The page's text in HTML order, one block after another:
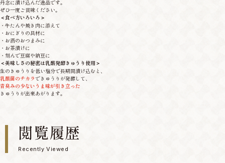
丹念に漬け込んだ逸品です。
ぜひ一度ご賞味ください。
＜食べ方いろいろ＞
・牛たんや焼き肉に添えて
・おにぎりの具材に
・お酒のおつまみに
・お茶漬けに
・刻んで豆腐や納豆に
＜美味しさの秘密は乳酸発酵きゅうり使用＞
生のきゅうりを低い塩分で長期間漬け込むと、
乳酸菌のチカラできゅうりが発酵して、
青臭みの少ないうま味が引き立った
きゅうりが出来あがります。
閲覧履歴
Recently Viewed